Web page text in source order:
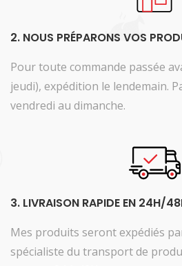
2. NOUS PRÉPARONS VOS
Pour toute commande passée
jeudi), expédition le lendemain.
vendredi au dimanche.
3. LIVRAISON RAPIDE EN 24H/
Mes produits seront expédiés
spécialiste du transport de